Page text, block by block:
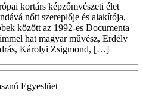
kortárs képzőmvészeti élet
nőtt szereplője és alakítója,
között az 1992-es Documenta
hat magyar művész, Erdély
Károlyi Zsigmond, […]
Egyeslüet